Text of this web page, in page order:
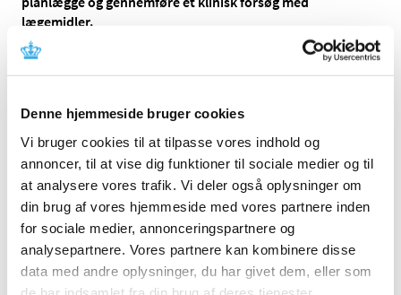
Denne hjemmeside bruger cookies
Vi bruger cookies til at tilpasse vores indhold og
annoncer, til at vise dig funktioner til sociale medier og til
at analysere vores trafik. Vi deler også oplysninger om
din brug af vores hjemmeside med vores partnere inden
for sociale medier, annonceringspartnere og
analysepartnere. Vores partnere kan kombinere disse
data med andre oplysninger, du har givet dem, eller som
lægemidler.
Vi har samlet al relevant information ét sted og lanceret
vejledning målrettet ikke-kommercielle aktører.
Her får du:
En praktisk vejviser der giver overblik over de
vigtigste trin i forberedelsen og udførelsen af dit
kliniske forsøg
Vejviseren indeholder link til gældende lovgivning
og relevante guidelines – både før og efter, forsøget
er godkendt viaEU's Clinical Trial Information
System (CTIS).